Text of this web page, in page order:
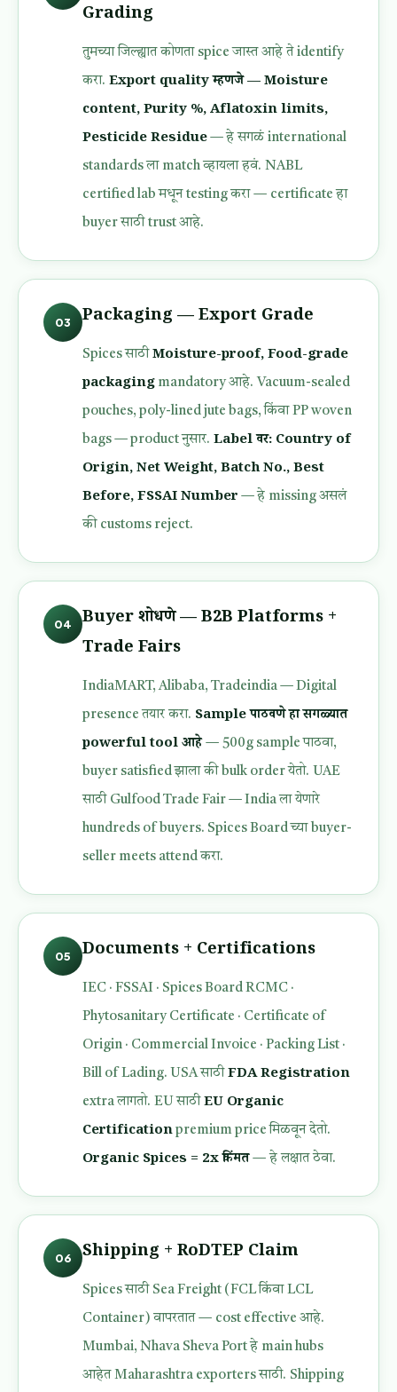
Grading
तुमच्या जिल्ह्यात कोणता spice जास्त आहे ते identify
करा. Export quality म्हणजे — Moisture
content, Purity %, Aflatoxin limits,
Pesticide Residue — हे सगळं international
standards ला match व्हायला हवं. NABL
certified lab मधून testing करा — certificate हा
buyer साठी trust आहे.
03 Packaging — Export Grade
Spices साठी Moisture-proof, Food-grade
packaging mandatory आहे. Vacuum-sealed
pouches, poly-lined jute bags, किंवा PP woven
bags — product नुसार. Label वर: Country of
Origin, Net Weight, Batch No., Best
Before, FSSAI Number — हे missing असलं
की customs reject.
04
Buyer शोधणे — B2B Platforms +
Trade Fairs
IndiaMART, Alibaba, Tradeindia — Digital
presence तयार करा. Sample पाठवणे हा सगळ्यात
powerful tool आहे— 500g sample पाठवा,
buyer satisfied झाला की bulk order येतो. UAE
साठी Gulfood Trade Fair — India ला येणारे
hundreds of buyers. Spices Board च्या buyer-
seller meets attend करा.
05 Documents + Certifications
IEC · FSSAI · Spices Board RCMC ·
Phytosanitary Certificate · Certificate of
Origin · Commercial Invoice · Packing List ·
Bill of Lading. USA साठी FDA Registration
extra लागतो. EU साठी EU Organic
Certification premium price मिळवून देतो.
Organic Spices = 2x किंमत— हे लक्षात ठेवा.
06 Shipping + RoDTEP Claim
Spices साठी Sea Freight (FCL किंवा LCL
Container) वापरतात — cost effective आहे.
Mumbai, Nhava Sheva Port हे main hubs
आहेत Maharashtra exporters साठी. Shipping